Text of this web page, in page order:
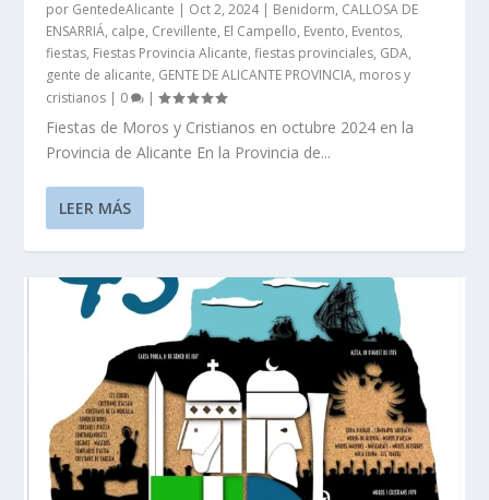
por GentedeAlicante | Oct 2, 2024| Benidorm, CALLOSA DE
ENSARRIÁ, calpe, Crevillente, El Campello, Evento, Eventos,
fiestas, Fiestas Provincia Alicante,fiestas provinciales, GDA,
gente de alicante, GENTE DE ALICANTE PROVINCIA, moros y
cristianos | 0 |
Fiestas de Moros y Cristianos en octubre 2024 en la
Provincia de Alicante En la Provincia de...
LEER MÁS